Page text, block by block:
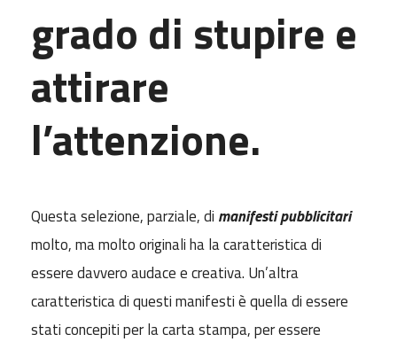
grado di stupire e
attirare
l’attenzione.
Questa selezione, parziale, di manifesti pubblicitari
molto, ma molto originali ha la caratteristica di
essere davvero audace e creativa. Un’altra
caratteristica di questi manifesti è quella di essere
stati concepiti per la carta stampa, per essere